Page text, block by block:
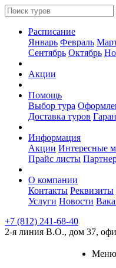
Расписание
Январь Февраль
Сентябрь Октябрь
Акции
Помощь
Выбор тура
Доставка туров
Информация
Акции Интересные
Прайс листы
О компании
Контакты Реквизиты
Услуги Новости
+7 (812) 241-68-40
2-я линия В.О., дом 37,
Меню